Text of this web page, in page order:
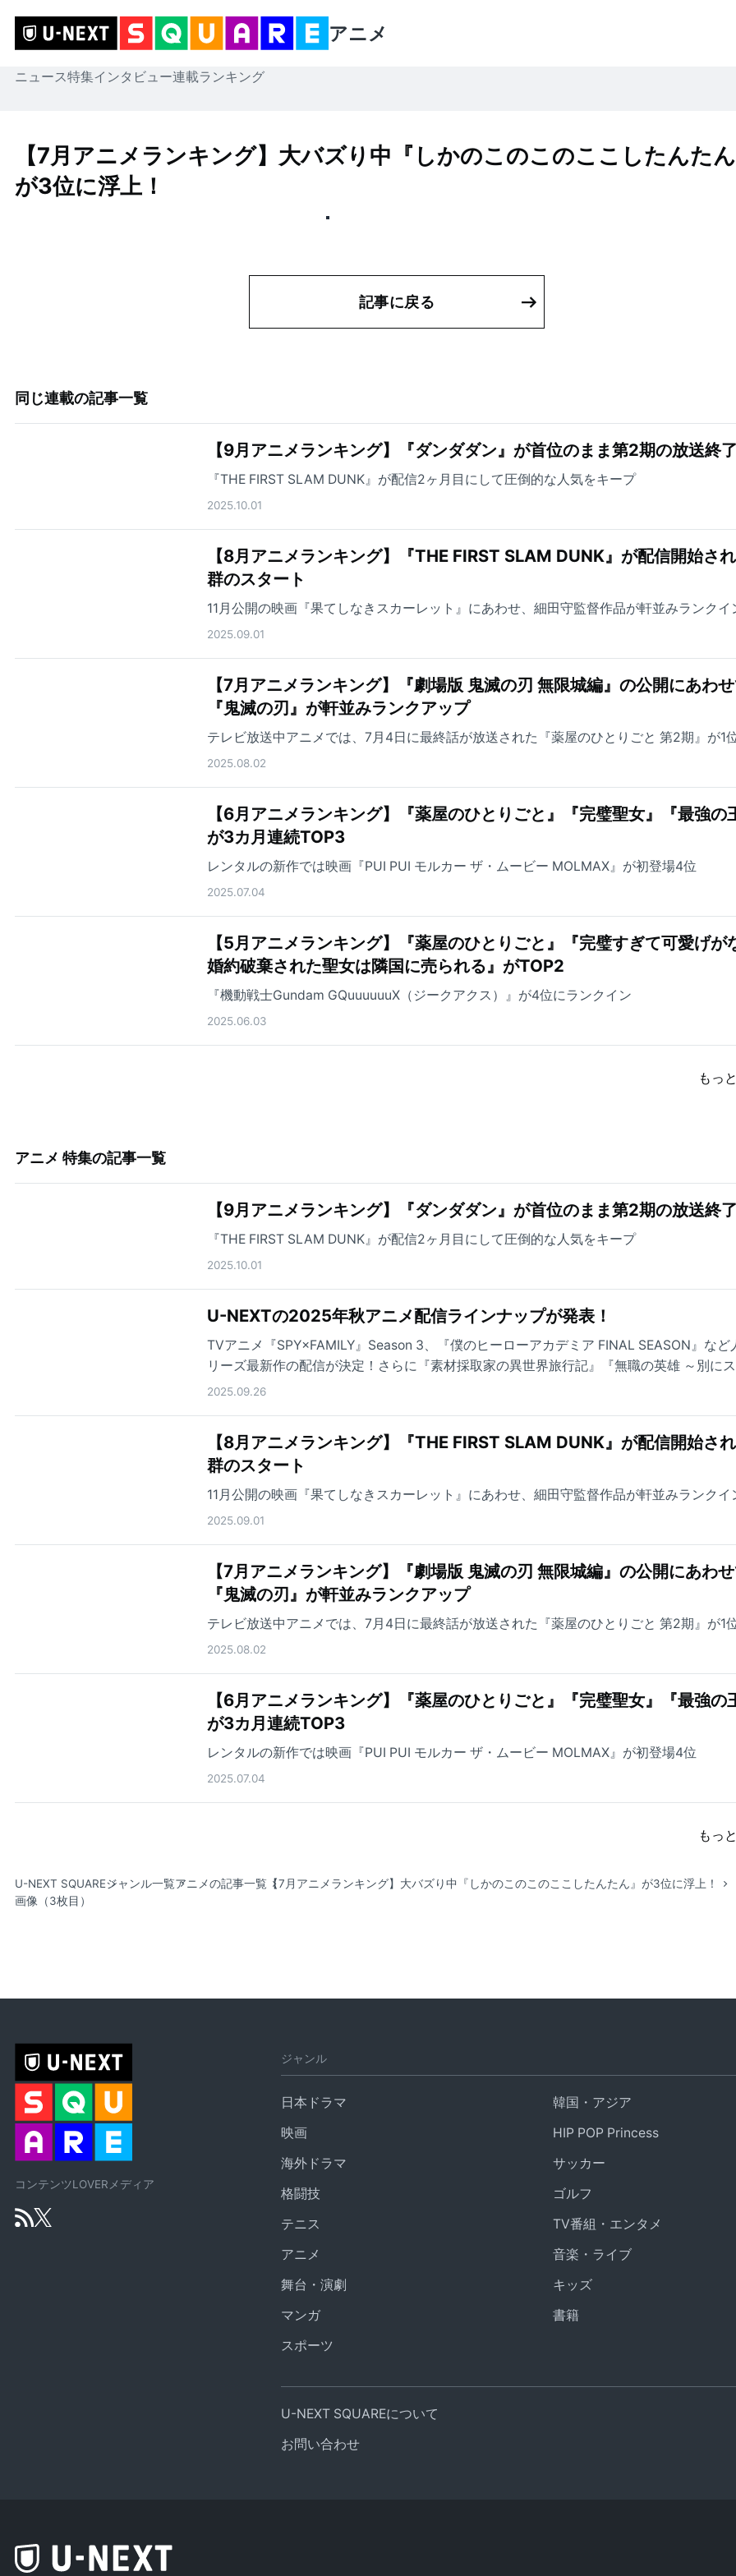
アニメ
ニュース特集インタビュー連載ランキング
【7月アニメランキング】大バズり中『しかのこのこのここしたんたん
が3位に浮上！
記事に戻る
同じ連載の記事一覧
【9月アニメランキング】『ダンダダン』が首位のまま第2期の放送終了
『THE FIRST SLAM DUNK』が配信2ヶ月目にして圧倒的な人気をキープ
2025.10.01
【8月アニメランキング】『THE FIRST SLAM DUNK』が配信開始さ
群のスタート
11月公開の映画『果てしなきスカーレット』にあわせ、細田守監督作品が軒並みランクイ
2025.09.01
【7月アニメランキング】『劇場版 鬼滅の刃 無限城編』の公開にあわ
『鬼滅の刃』が軒並みランクアップ
テレビ放送中アニメでは、7月4日に最終話が放送された『薬屋のひとりごと 第2期』が1
2025.08.02
【6月アニメランキング】『薬屋のひとりごと』『完璧聖女』『最強の
が3カ月連続TOP3
レンタルの新作では映画『PUI PUI モルカー ザ・ムービー MOLMAX』が初登場4位
2025.07.04
【5月アニメランキング】『薬屋のひとりごと』『完璧すぎて可愛げが
婚約破棄された聖女は隣国に売られる』がTOP2
『機動戦士Gundam GQuuuuuuX（ジークアクス）』が4位にランクイン
2025.06.03
もっ
アニメ 特集の記事一覧
【9月アニメランキング】『ダンダダン』が首位のまま第2期の放送終了
『THE FIRST SLAM DUNK』が配信2ヶ月目にして圧倒的な人気をキープ
2025.10.01
U-NEXTの2025年秋アニメ配信ラインナップが発表！
TVアニメ『SPY×FAMILY』Season 3、『僕のヒーローアカデミア FINAL SEASON』など
リーズ最新作の配信が決定！さらに『素材採取家の異世界旅行記』『無職の英雄 ～別に
んか要らなかったんだが～』『野生のラスボスが現れた！』など、先行配信タイトルも大
2025.09.26
【8月アニメランキング】『THE FIRST SLAM DUNK』が配信開始さ
群のスタート
11月公開の映画『果てしなきスカーレット』にあわせ、細田守監督作品が軒並みランクイ
2025.09.01
【7月アニメランキング】『劇場版 鬼滅の刃 無限城編』の公開にあわ
『鬼滅の刃』が軒並みランクアップ
テレビ放送中アニメでは、7月4日に最終話が放送された『薬屋のひとりごと 第2期』が1
2025.08.02
【6月アニメランキング】『薬屋のひとりごと』『完璧聖女』『最強の
が3カ月連続TOP3
レンタルの新作では映画『PUI PUI モルカー ザ・ムービー MOLMAX』が初登場4位
2025.07.04
もっ
U-NEXT SQUAREジャンル一覧アニメの記事一覧 【7月アニメランキング】大バズり中『しかのこのこのここしたんたん』が3位に浮上！
画像（3枚目）
コンテンツLOVERメディア
ジャンル
日本ドラマ
韓国・アジア
映画
HIP POP Princess
海外ドラマ
サッカー
格闘技
ゴルフ
テニス
TV番組・エンタメ
アニメ
音楽・ライブ
舞台・演劇
キッズ
マンガ
書籍
スポーツ
U-NEXT SQUAREについて
お問い合わせ